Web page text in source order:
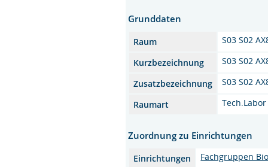
Grunddaten
Raum
S03 S02
Kurzbezeichnung
S03 S02
Zusatzbezeichnung
S03 S02
Raumart
Tech.Labor
Zuordnung zu Einrichtungen
Einrichtungen Fachgruppen